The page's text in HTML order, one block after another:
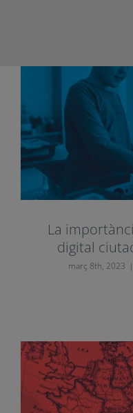
La
digital
març 8th, 2023 |